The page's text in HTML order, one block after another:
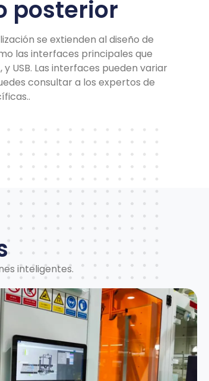
posterior
se extienden al diseño de
las interfaces principales que
USB. Las interfaces pueden variar
consultar a los expertos de
inteligentes.